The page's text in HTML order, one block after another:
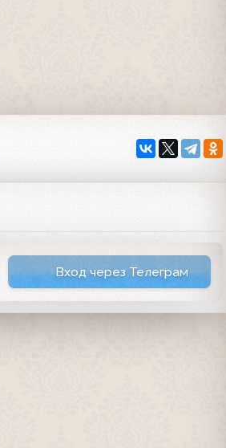
Вход через Телеграм